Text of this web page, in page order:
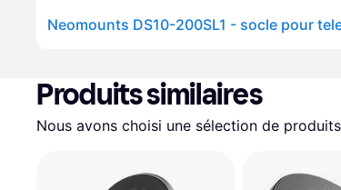
Neomounts DS10-200SL1 - socle pour
Produits similaires
Nous avons choisi une sélection de